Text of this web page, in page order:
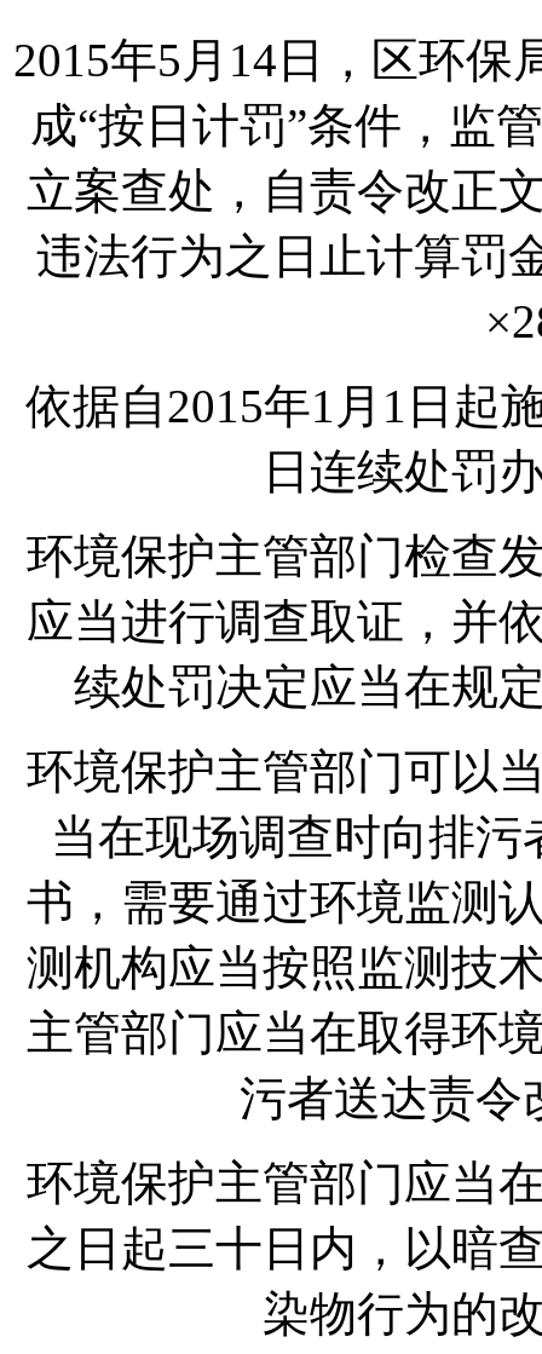
2015年5月14日，区环
成“按日计罚”条件，监
立案查处，自责令改正
违法行为之日止计算罚
依据自2015年1月1日起
日连续处罚
环境保护主管部门检查
应当进行调查取证，并
续处罚决定应当在规
环境保护主管部门可以
当在现场调查时向排
书，需要通过环境监测
测机构应当按照监测技
主管部门应当在取得环
污者送达责令
环境保护主管部门应当
之日起三十日内，以暗
染物行为的